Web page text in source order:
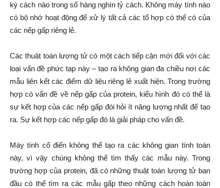
kỳ cách nào trong số hàng nghìn tỷ cách. Không máy tính nào
có bộ nhớ hoạt động để xử lý tất cả các tổ hợp có thể có của
các nếp gấp riêng lẻ.
Các thuật toán lượng tử có một cách tiếp cận mới đối với các
loại vấn đề phức tạp này – tạo ra không gian đa chiều nơi các
mẫu liên kết các điểm dữ liệu riêng lẻ xuất hiện. Trong trường
hợp có vấn đề về nếp gấp của protein, kiểu hình đó có thể là
sự kết hợp của các nếp gấp đòi hỏi ít năng lượng nhất để tạo
ra. Sự kết hợp các nếp gấp đó là giải pháp cho vấn đề.
Máy tính cổ điển không thể tạo ra các không gian tính toán
này, vì vậy chúng không thể tìm thấy các mẫu này. Trong
trường hợp của protein, đã có những thuật toán lượng tử ban
đầu có thể tìm ra các mẫu gấp theo những cách hoàn toàn